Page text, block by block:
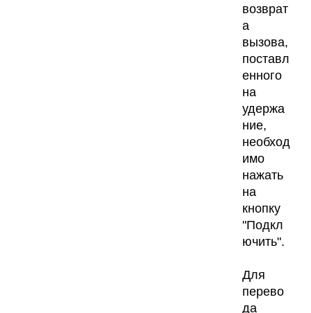
возврат
а
вызова,
поставл
енного
на
удержа
ние,
необход
имо
нажать
на
кнопку
"Подкл
ючить".
Для
перево
да